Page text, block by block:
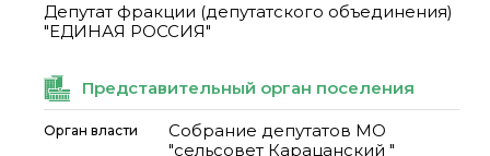
Депутат фракции (депутатского объединения)
"ЕДИНАЯ РОССИЯ"
Представительный орган поселения
Орган власти
Собрание депутатов МО
"сельсовет Карацанский "